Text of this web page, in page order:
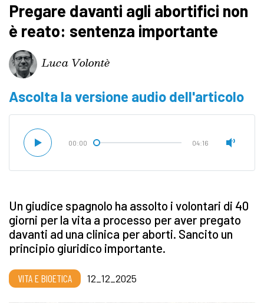
Pregare davanti agli abortifici non
è reato: sentenza importante
Luca Volontè
Ascolta la versione audio dell'articolo
00:00 04:16
Un giudice spagnolo ha assolto i volontari di 40
giorni per la vita a processo per aver pregato
davanti ad una clinica per aborti. Sancito un
principio giuridico importante.
VITA E BIOETICA 12_12_2025